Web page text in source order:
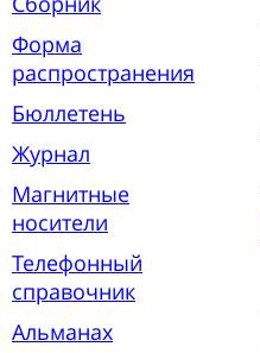
Форма
распространения
Бюллетень
Журнал
Магнитные
носители
Телефонный
справочник
Альманах